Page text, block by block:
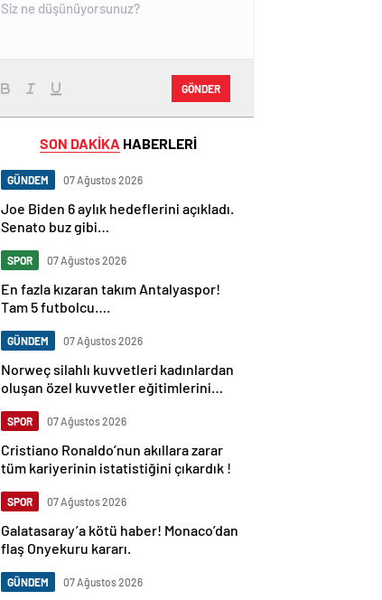
GÖNDER
SON DAKİKA HABERLERİ
GÜNDEM 07 Ağustos 2026
Joe Biden 6 aylık hedeflerini açıkladı.
Senato buz gibi…
SPOR 07 Ağustos 2026
En fazla kızaran takım Antalyaspor!
Tam 5 futbolcu….
GÜNDEM 07 Ağustos 2026
Norweç silahlı kuvvetleri kadınlardan
oluşan özel kuvvetler eğitimlerini
SPOR 07 Ağustos 2026
Cristiano Ronaldo’nun akıllara zarar
tüm kariyerinin istatistiğini çıkardık !
SPOR 07 Ağustos 2026
Galatasaray’a kötü haber! Monaco’dan
flaş Onyekuru kararı.
GÜNDEM 07 Ağustos 2026